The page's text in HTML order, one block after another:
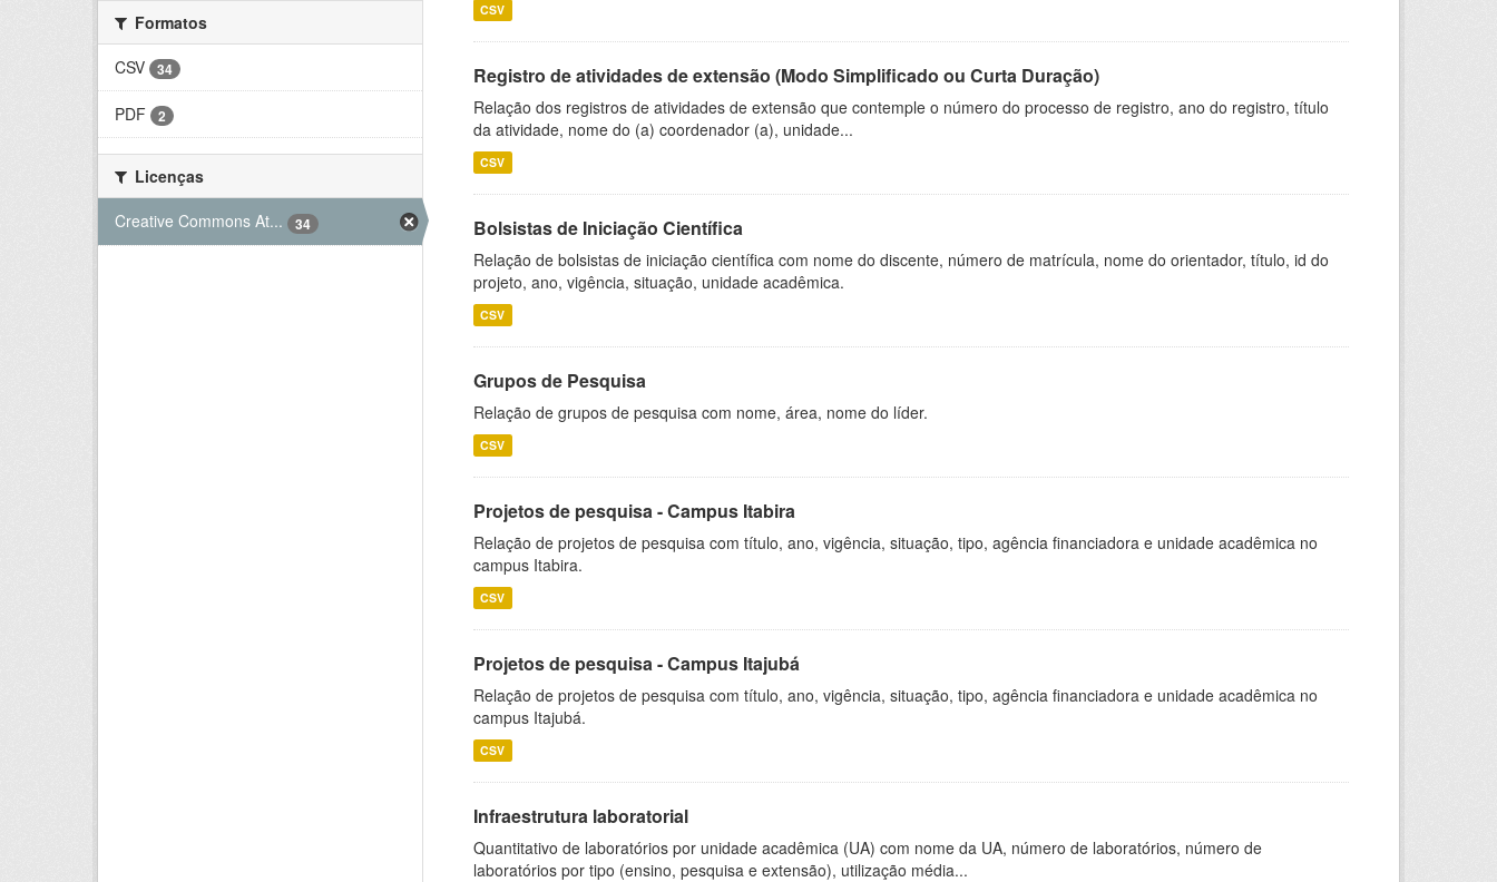
Formatos
CSV
34
PDF 2
Licenças
Creative Commons At...
34
CSV
Registro de atividades de extensão (Modo Simplificado ou Curta Duração)
Relação dos registros de atividades de extensão que contemple o número do processo de registro, ano do registro, título
da atividade, nome do (a) coordenador (a), unidade...
CSV
Bolsistas de Iniciação Científica
Relação de bolsistas de iniciação científica com nome do discente, número de matrícula, nome do orientador, título, id do
projeto, ano, vigência, situação, unidade acadêmica.
CSV
Grupos de Pesquisa
Relação de grupos de pesquisa com nome, área, nome do líder.
CSV
Projetos de pesquisa - Campus Itabira
Relação de projetos de pesquisa com título, ano, vigência, situação, tipo, agência financiadora e unidade acadêmica no
campus Itabira.
CSV
Projetos de pesquisa - Campus Itajubá
Relação de projetos de pesquisa com título, ano, vigência, situação, tipo, agência financiadora e unidade acadêmica no
campus Itajubá.
CSV
Infraestrutura laboratorial
Quantitativo de laboratórios por unidade acadêmica (UA) com nome da UA, número de laboratórios, número de
laboratórios por tipo (ensino, pesquisa e extensão), utilização média...